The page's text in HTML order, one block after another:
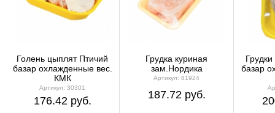
Голень цыплят Птичий
базар охлажденные вес.
КМК
Артикул: 30301
176.42 руб.
Грудка куриная
зам.Нордика
Артикул: 81924
187.72 руб.
базар